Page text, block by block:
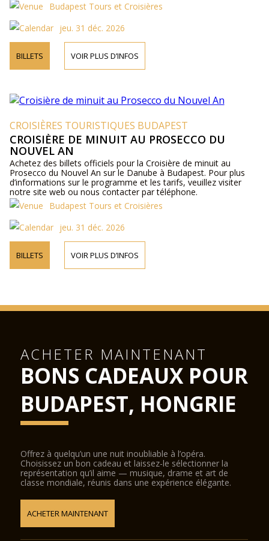
Budapest Tours et Croisières
jeu. 31 déc. 2026
BILLETS VOIR PLUS D’INFOS
CROISIÈRES TOURISTIQUES BUDAPEST
CROISIÈRE DE MINUIT AU PROSECCO DU
NOUVEL AN
Achetez des billets officiels pour la Croisière de minuit au
Prosecco du Nouvel An sur le Danube à Budapest. Pour plus
d’informations sur le programme et les tarifs, veuillez visiter
notre site web ou nous contacter par téléphone.
Budapest Tours et Croisières
jeu. 31 déc. 2026
BILLETS VOIR PLUS D’INFOS
ACHETER MAINTENANT
BONS CADEAUX POUR
BUDAPEST, HONGRIE
Offrez à quelqu’un une nuit inoubliable à l’opéra.
Choisissez un bon cadeau et laissez-le sélectionner la
représentation qu’il aime — musique, drame et art de
classe mondiale, réunis dans une expérience élégante.
ACHETER MAINTENANT